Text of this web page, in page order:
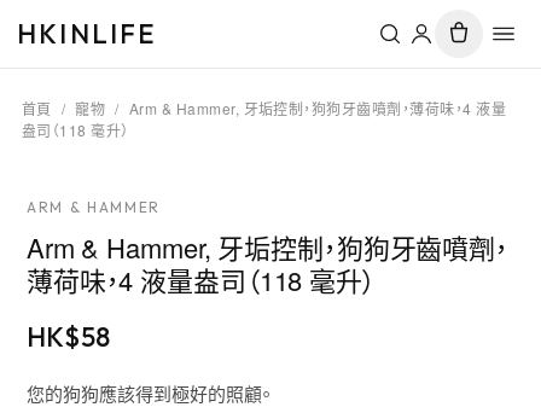
HKINLIFE
首頁 / 寵物 / Arm & Hammer, 牙垢控制，狗狗牙齒噴劑，薄荷味，4 液量
盎司（118 毫升）
ARM & HAMMER
Arm & Hammer, 牙垢控制，狗狗牙齒噴劑，
薄荷味，4 液量盎司（118 毫升）
HK$58
您的狗狗應該得到極好的照顧。